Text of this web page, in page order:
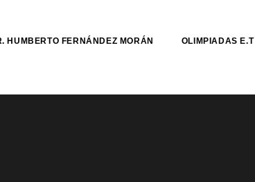
HUMBERTO FERNÁNDEZ MORÁN OLIMPIADAS E.T